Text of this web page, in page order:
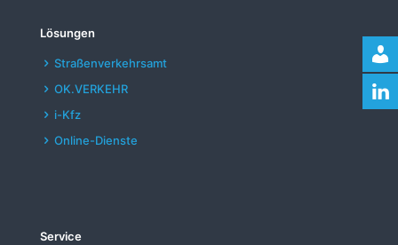
Lösungen
Straßenverkehrsamt
OK.VERKEHR
i-Kfz
Online-Dienste
Service